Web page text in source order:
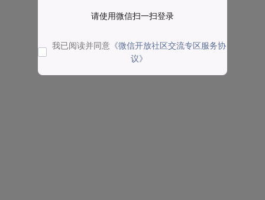
请使用微信扫一扫登录
我已阅读并同意 《微信开放社区交流专区服务协
议》